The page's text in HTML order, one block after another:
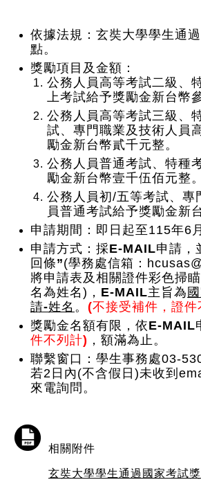
依據法規：玄奘大學學生通
點。
獎勵項目及金額：
公務人員高等考試二級、
上考試給予獎勵金新台幣
公務人員高等考試三級、
試、專門職業及技術人員
勵金新台幣貳千元整。
公務人員普通考試、特種
勵金新台幣壹千伍佰元整。
公務人員初/五等考試、專
員普通考試給予獎勵金新
申請期間：即日起至115年6
申請方式： 採E-MAIL申請 ，
回條”(學務處信箱：
將申請表及相關證件彩色掃
名為姓名)， E-MAIL主旨為
請-姓名 。 (不接受補件，證
獎勵金名額有限，依E-MAIL
件不列計) ，額滿為止。
聯繫窗口：學生事務處03-
若2日內(不含假日)未收到
來電詢問。
相關附件
玄奘大學學生通過國家考試